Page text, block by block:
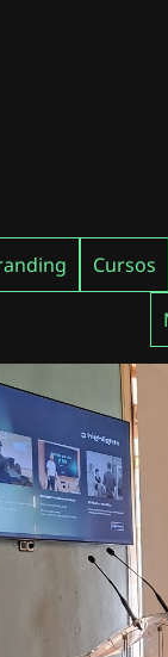
Cursos